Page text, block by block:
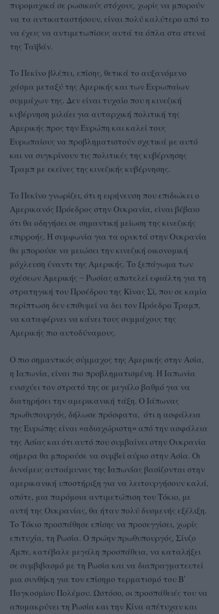
πυρομαχικά σε ρωσικούς στόχους, χωρίς να μπορούν
να τα αντικαταστήσουν, είναι πολύ καλύτερο από το
να έχεις να αντιμετωπίσεις αυτά τα όπλα στα στενά
της Ταϊβάν.
Το Πεκίνο βλέπει, επίσης, θετικά το αυξανόμενο
χάσμα μεταξύ της Αμερικής και των Ευρωπαίων
συμμάχων της. Δεν είναι τυχαίο που η κινεζική
κυβέρνηση μιλάει για αυταρχική πολιτική της
Αμερικής προς την Ευρώπη και καλεί τους
Ευρωπαίους να προβληματιστούν σχετικά με αυτό
και να συγκρίνουν τις πολιτικές της κυβέρνησης
Τραμπ με εκείνες της κινεζικής κυβέρνησης.
Το Πεκίνο γνωρίζει, ότι η ειρήνευση που επιδιώκει ο
Αμερικανός Πρόεδρος στην Ουκρανία, είναι βέβαιο
ότι θα οδηγήσει σε σημαντική μείωση της κινεζικής
επιρροής. Η συμφωνία για τα ορυκτά στην Ουκρανία
θα μπορούσε να μειώσει την κινεζική οικονομική
μόχλευση έναντι της Αμερικής. Το ξεπάγωμα των
σχέσεων Αμερικής – Ρωσίας αποτελεί εφιάλτη για τη
στρατηγική του Προέδρου της Κίνας Σί, που σε καμία
περίπτωση δεν επιθυμεί να δει τον Πρόεδρο Τραμπ,
να καταφέρνει να κάνει τους συμμάχους της
Αμερικής πιο αυτοδύναμους.
Ο πιο σημαντικός σύμμαχος της Αμερικής στην Ασία,
η Ιαπωνία, είναι πιο προβληματισμένη. Η Ιαπωνία
ενισχύει τον στρατό της σε μεγάλο βαθμό για να
διατηρήσει την αμερικανική τάξη. Ο Ιάπωνας
πρωθυπουργός, δήλωσε πρόσφατα, ότι η ασφάλεια
της Ευρώπης είναι «αδιαχώριστη» από την ασφάλεια
της Ασίας και ότι αυτό που συμβαίνει στην Ουκρανία
σήμερα θα μπορούσε να συμβεί αύριο στην Ασία. Οι
δυνάμεις αυτοάμυνας της Ιαπωνίας βασίζονται στην
αμερικανική υποστήριξη για να λειτουργήσουν καλά,
οπότε, μια παρόμοια αντιμετώπιση του Τόκιο, με
αυτή της Ουκρανίας, θα ήταν πολύ δυσμενής εξέλιξη.
Το Τόκιο προσπάθησε επίσης να προσεγγίσει, χωρίς
επιτυχία, τη Ρωσία. Ο πρώην πρωθυπουργός, Σίνζο
Άμπε, κατέβαλε μεγάλη προσπάθεια, να καταλήξει
σε συμβιβασμό με τη Ρωσία και να διαπραγματευτεί
μια συνθήκη για τον επίσημο τερματισμό του Β’
Παγκοσμίου Πολέμου. Ωστόσο, οι προσπάθειές του να
απομακρύνει τη Ρωσία και την Κίνα απέτυχαν και